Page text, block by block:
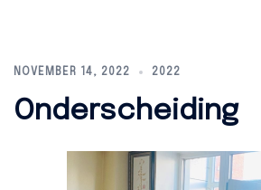
NOVEMBER 14, 2022 2022
Onderscheiding